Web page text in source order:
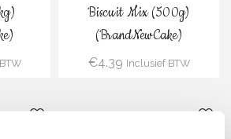
Biscuit Mix (500g)
(BrandNewCake)
€4.39 Inclusief BTW